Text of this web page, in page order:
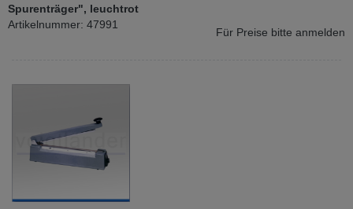
Spurenträger", leuchtrot
Artikelnummer: 47991
Für Preise bitte anmelden